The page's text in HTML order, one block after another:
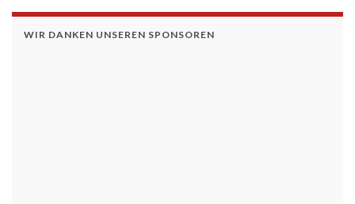
WIR DANKEN UNSEREN SPONSOREN